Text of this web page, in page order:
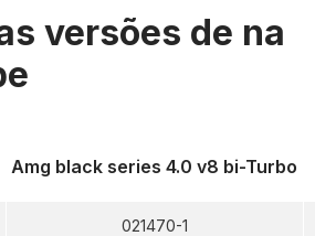
versões de na
Amg black series 4.0 v8 bi-Turbo
021470-1